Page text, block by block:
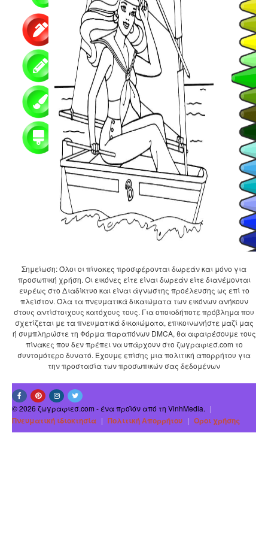
Σημείωση: Όλοι οι πίνακες προσφέρονται δωρεάν και μόνο για
προσωπική χρήση. Οι εικόνες είτε είναι δωρεάν είτε διανέμονται
ευρέως στο Διαδίκτυο και είναι άγνωστης προέλευσης ως επί το
πλείστον. Όλα τα πνευματικά δικαιώματα των εικόνων ανήκουν
στους αντίστοιχους κατόχους τους. Για οποιοδήποτε πρόβλημα που
σχετίζεται με τα πνευματικά δικαιώματα, επικοινωνήστε μαζί μας
ή συμπληρώστε τη Φόρμα παραπόνων DMCA, θα αφαιρέσουμε τους
πίνακες που δεν πρέπει να υπάρχουν στο ζωγραφιεσ.com το
συντομότερο δυνατό. Έχουμε επίσης μια πολιτική απορρήτου για
την προστασία των προσωπικών σας δεδομένων
© 2026 ζωγραφιεσ.com - ένα προϊόν από τη VinhMedia. |
Πνευματική ιδιοκτησία | Πολιτική Απορρήτου | Οροι χρήσης